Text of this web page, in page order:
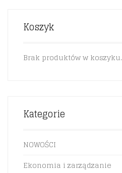
Koszyk
Brak produktów w koszyku.
Kategorie
NOWOŚCI
Ekonomia i zarządzanie